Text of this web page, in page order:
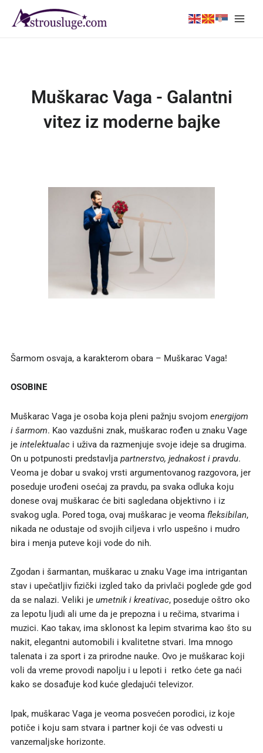
Muškarac Vaga - Galantni
vitez iz moderne bajke
Šarmom osvaja, a karakterom obara – Muškarac Vaga!
OSOBINE
Muškarac Vaga je osoba koja pleni pažnju svojom energijom
i šarmom. Kao vazdušni znak, muškarac rođen u znaku Vage
jeintelektualaci uživa da razmenjuje svoje ideje sa drugima.
On u potpunosti predstavlja partnerstvo, jednakost i pravdu.
Veoma je dobar u svakoj vrsti argumentovanog razgovora, jer
poseduje urođeni osećaj za pravdu, pa svaka odluka koju
donese ovaj muškarac će biti sagledana objektivno i iz
svakog ugla. Pored toga, ovaj muškarac je veoma fleksibilan,
nikada ne odustaje od svojih ciljeva i vrlo uspešno i mudro
bira i menja puteve koji vode do nih.
Zgodan i šarmantan, muškarac u znaku Vage ima intrigantan
stav i upečatljiv fizički izgled tako da privlači poglede gde god
da se nalazi. Veliki je umetnik i kreativac, poseduje oštro oko
za lepotu ljudi ali ume da je prepozna i u rečima, stvarima i
muzici. Kao takav, ima sklonost ka lepim stvarima kao što su
nakit, elegantni automobili i kvalitetne stvari. Ima mnogo
talenata i za sport i za prirodne nauke. Ovo je muškarac koji
voli da vreme provodi napolju i u lepoti i retko ćete ga naći
kako se dosađuje kod kuće gledajući televizor.
Ipak, muškarac Vaga je veoma posvećen porodici, iz koje
potiče i koju sam stvara i partner koji će vas odvesti u
vanzemaljske horizonte.